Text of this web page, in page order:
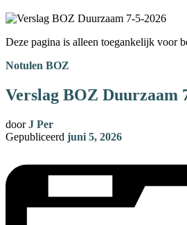
Deze pagina is alleen toegankelijk voor
Notulen BOZ
Verslag BOZ Duurzaam
doorJ Per
Gepubliceerd juni 5, 2026